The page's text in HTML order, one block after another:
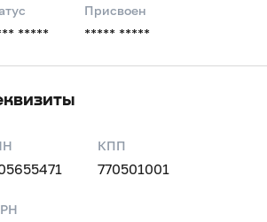
*****
Присвоен
***** *****
КПП
770501001